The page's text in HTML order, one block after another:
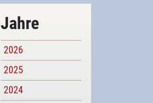
Jahre
2026
2025
2024